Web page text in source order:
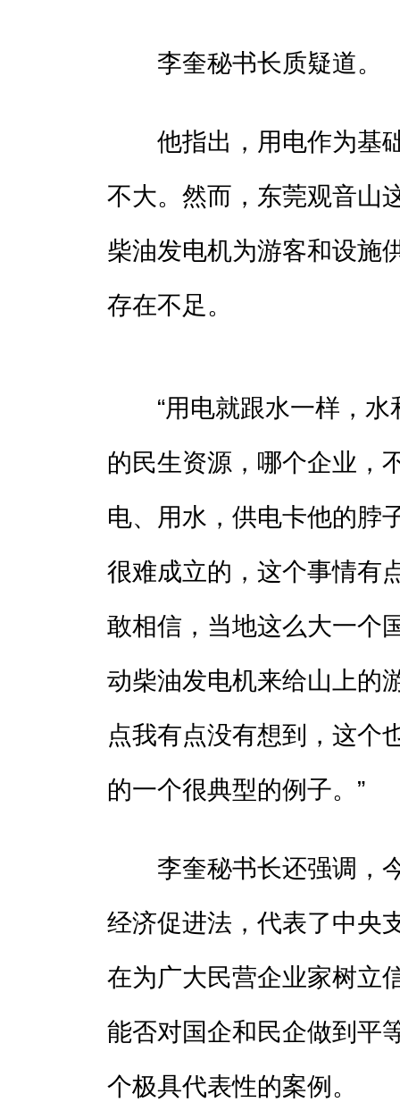
李奎秘书长质疑道。
他指出，用电作为基础
不大。然而，东莞观音山
柴油发电机为游客和设施
存在不足。
“用电就跟水一样，水
的民生资源，哪个企业，
电、用水，供电卡他的脖
很难成立的，这个事情有
敢相信，当地这么大一个
动柴油发电机来给山上的
点我有点没有想到，这个
的一个很典型的例子。”
李奎秘书长还强调，今
经济促进法，代表了中央
在为广大民营企业家树立
能否对国企和民企做到平
个极具代表性的案例。